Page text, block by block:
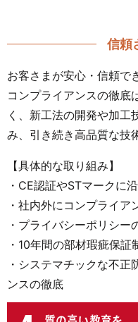
信頼
お客さまが安心・信頼で
コンプライアンスの徹底
く、新工法の開発や加工
み、引き続き高品質な技
【具体的な取り組み】
・CE認証やSTマークに
・社内外にコンプライ
・プライバシーポリシー
・10年間の部材瑕疵保証
・システマチックな不
ンスの徹底